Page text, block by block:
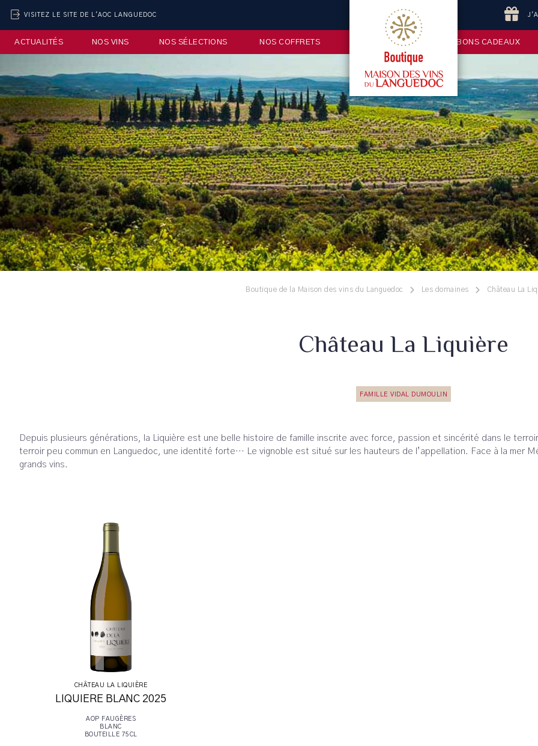
VISITEZ LE SITE DE L'AOC LANGUEDOC
ACTUALITÉS NOS VINS NOS SÉLECTIONS NOS COFFRETS BONS CADEAUX
Boutique de la Maison des vins du Languedoc Les domaines Château La
Château La Liquière
FAMILLE VIDAL DUMOULIN
Depuis plusieurs générations, la Liquière est une belle histoire de famille inscrite avec force, passion et sincérité dans le
terroir peu commun en Languedoc, une identité forte… Le vignoble est situé sur les hauteurs de l’appellation. Face à la mer
grands vins.
CHÂTEAU LA LIQUIÈRE
LIQUIERE BLANC 2025
AOP FAUGÈRES
BLANC
BOUTEILLE 75CL